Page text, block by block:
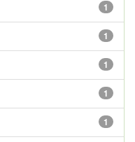
1
1
1
1
1